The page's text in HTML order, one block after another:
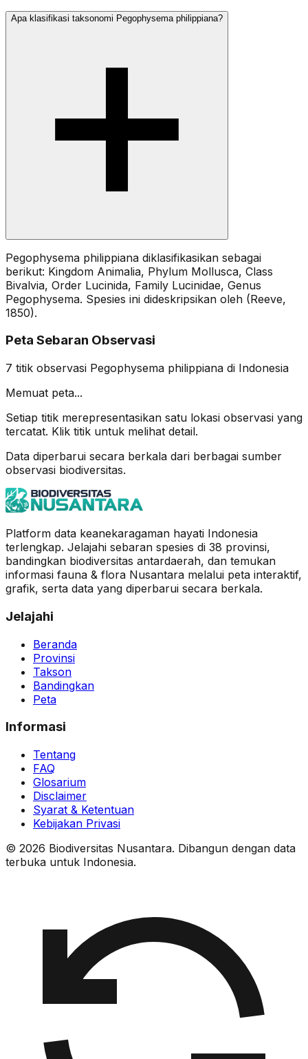
Apa klasifikasi taksonomi Pegophysema philippiana?
Pegophysema philippiana diklasifikasikan sebagai
berikut: Kingdom Animalia, Phylum Mollusca, Class
Bivalvia, Order Lucinida, Family Lucinidae, Genus
Pegophysema. Spesies ini dideskripsikan oleh (Reeve,
1850).
Peta Sebaran Observasi
7 titik observasi Pegophysema philippiana di Indonesia
Memuat peta...
Setiap titik merepresentasikan satu lokasi observasi yang
tercatat. Klik titik untuk melihat detail.
Data diperbarui secara berkala dari berbagai sumber
observasi biodiversitas.
Platform data keanekaragaman hayati Indonesia
terlengkap. Jelajahi sebaran spesies di 38 provinsi,
bandingkan biodiversitas antardaerah, dan temukan
informasi fauna & flora Nusantara melalui peta interaktif,
grafik, serta data yang diperbarui secara berkala.
Jelajahi
Beranda
Provinsi
Takson
Bandingkan
Peta
Informasi
Tentang
FAQ
Glosarium
Disclaimer
Syarat & Ketentuan
Kebijakan Privasi
© 2026 Biodiversitas Nusantara. Dibangun dengan data
terbuka untuk Indonesia.